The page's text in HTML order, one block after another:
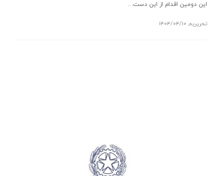
این دومین اقدام از این دست…
تحریریه, ۱۴۰۴/۰۴/۱۰